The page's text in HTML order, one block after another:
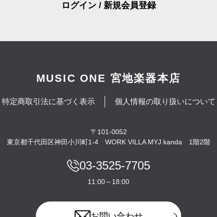
ログイン / 新規会員登録
MUSIC ONE 宮地楽器本店
特定商取引法に基づく表示 個人情報の取り扱いについて
〒101-0052
東京都千代田区神田小川町1-4 WORK VILLA MYJ kanda 1階2階
03-3525-7705
11:00～18:00